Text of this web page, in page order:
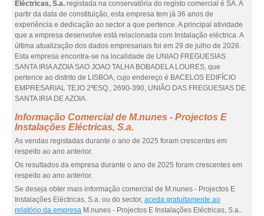
Eléctricas, S.a. registada na conservatória do registo comercial é SA. A
partir da data de constituição, esta empresa tem já 36 anos de
experiência e dedicação ao sector a que pertence. A principal atividade
que a empresa desenvolve está relacionada com Instalação eléctrica. A
última atualização dos dados empresariais foi em 29 de julho de 2026.
Esta empresa encontra-se na localidade de UNIAO FREGUESIAS
SANTA IRIA AZOIA SAO JOAO TALHA BOBADELA LOURES, que
pertence ao distrito de LISBOA, cujo endereço é BACELOS EDIFÍCIO
EMPRESARIAL TEJO 2ºESQ., 2690-390, UNIÃO DAS FREGUESIAS DE
SANTA IRIA DE AZOIA.
Informação Comercial de M.nunes - Projectos E
Instalações Eléctricas, S.a.
As vendas registadas durante o ano de 2025 foram crescentes em
respeito ao ano anterior.
Os resultados da empresa durante o ano de 2025 foram crescentes em
respeito ao ano anterior.
Se deseja obter mais informação comercial de M.nunes - Projectos E
Instalações Eléctricas, S.a. ou do sector, aceda gratuitamente ao
relatório da empresa M.nunes - Projectos E Instalações Eléctricas, S.a..